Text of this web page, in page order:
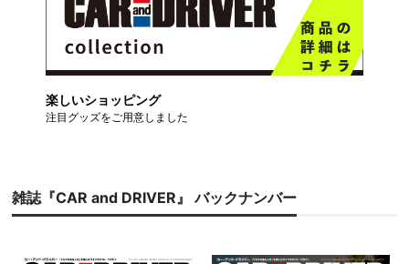
楽しいショッピング
注目グッズをご用意しました
雑誌『CAR and DRIVER』 バックナンバー